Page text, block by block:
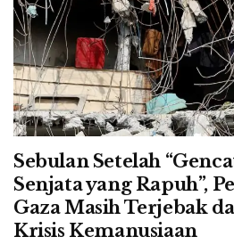
Sebulan Setelah
Senjata yang Rapuh”,
Gaza Masih Terjebak
Krisis Kemanusiaan